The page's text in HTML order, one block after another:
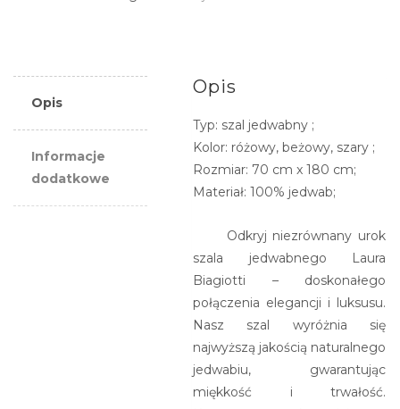
Opis
Informacje
dodatkowe
Opis
Typ: szal jedwabny ;
Kolor: różowy, beżowy, szary ;
Rozmiar: 70 cm x 180 cm;
Materiał: 100% jedwab;
Odkryj niezrównany urok
szala jedwabnego Laura
Biagiotti – doskonałego
połączenia elegancji i luksusu.
Nasz szal wyróżnia się
najwyższą jakością naturalnego
jedwabiu, gwarantując
miękkość i trwałość.